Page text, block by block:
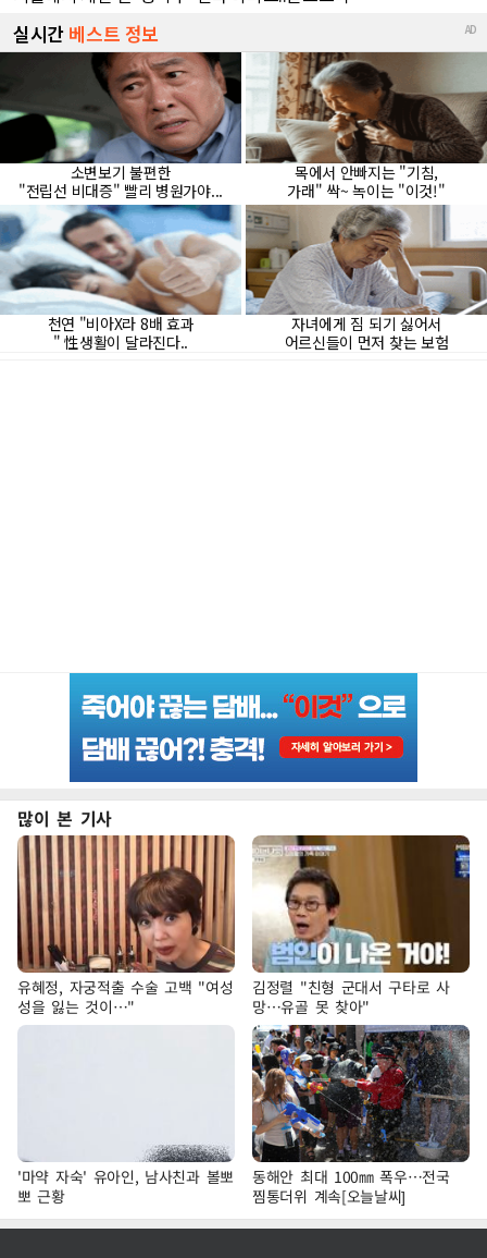
많이 본 기사
유혜정, 자궁적출 수술 고백 "여성
성을 잃는 것이…"
김정렬 "친형 군대서 구타로 사
망…유골 못 찾아"
'마약 자숙' 유아인, 남사친과 볼뽀
뽀 근황
동해안 최대 100㎜ 폭우…전국
찜통더위 계속[오늘날씨]